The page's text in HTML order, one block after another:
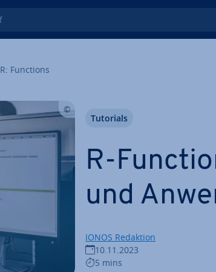
R: Functions
R-
und
IONOS Redaktion
10.11.2023
5 mins
Tutorials